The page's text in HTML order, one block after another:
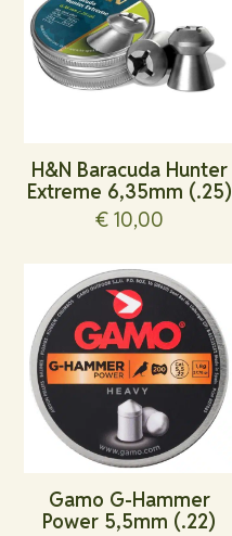
H&N Baracuda Hunter
Extreme 6,35mm (.25)
€10,00
Gamo G-Hammer
Power 5,5mm (.22)